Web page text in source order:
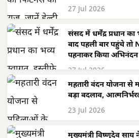
27 Jul 2026
संसद में धर्मेंद्र प्रधान
बाद पहली बार पहुंचे तो
पहनाकर किया अभिनंदन
27 Jul 2026
महतारी वंदन योजना
बड़ा बदलाव,
23 Jul 2026
मुख्यमंत्री विष्णुदेव साय ने